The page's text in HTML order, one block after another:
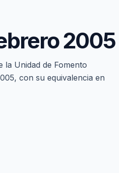
2005
la Unidad de Fomento
con su equivalencia en